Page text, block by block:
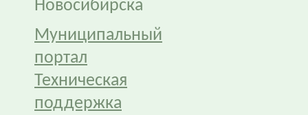
Новосибирска
Муниципальный
портал
Техническая
поддержка